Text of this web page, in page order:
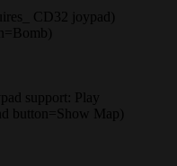
CD32 joypad)
support: Play
button=Show Map)